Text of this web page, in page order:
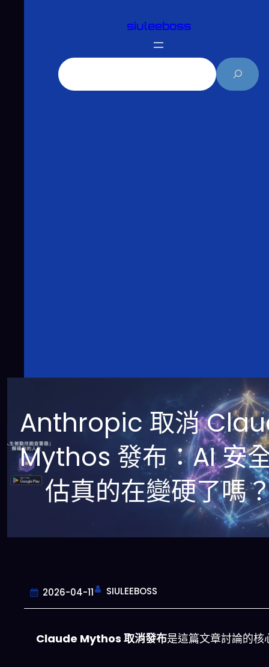
siuleeboss
Anthropic 取消
Mythos 發布：AI 安
估真的在變硬了嗎
2026-04-11 SIULEEBOSS
Claude Mythos 取消發布是這篇文章討論的核